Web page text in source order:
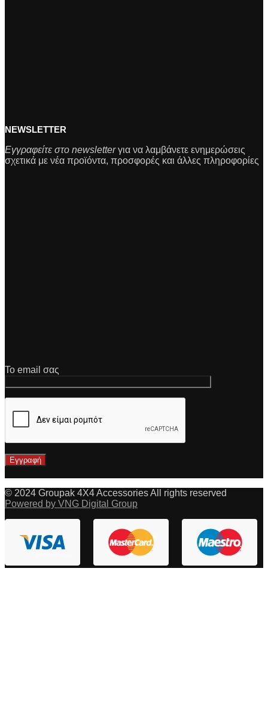
NEWSLETTER
Εγγραφείτε στο newsletterγια να λαμβάνετε ενημερώσεις
σχετικά με νέα προϊόντα, προσφορές και άλλες πληροφορίες
Το email σας
© 2024 Groupak 4X4 Accessories All rights reserved
Powered by VNG Digital Group